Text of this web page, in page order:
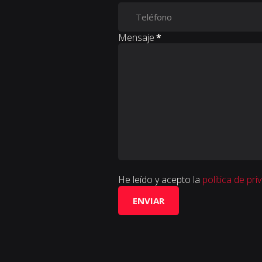
Mensaje*
He leído y acepto la política de
ENVIAR